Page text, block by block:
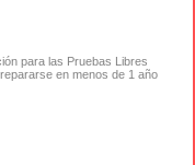
para las Pruebas Libres
en menos de 1 año